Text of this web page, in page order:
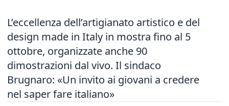
L’eccellenza dell’artigianato artistico e del
design made in Italy in mostra fino al 5
ottobre, organizzate anche 90
dimostrazioni dal vivo. Il sindaco
Brugnaro: «Un invito ai giovani a credere
nel saper fare italiano»